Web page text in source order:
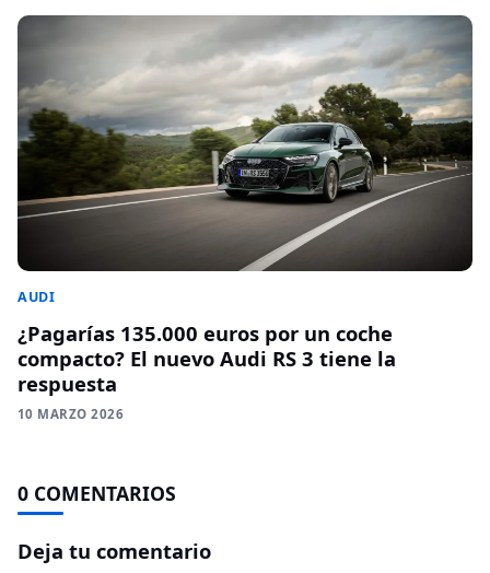
AUDI
¿Pagarías 135.000 euros por un coche
compacto? El nuevo Audi RS 3 tiene la
respuesta
10 MARZO 2026
0 COMENTARIOS
Deja tu comentario